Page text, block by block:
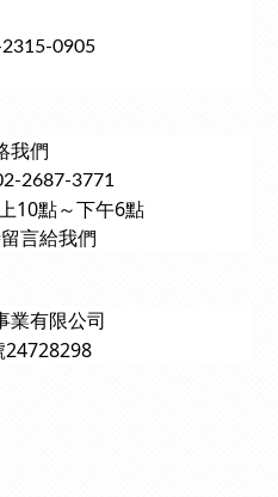
0905
我們
2687-3771
10點～下午6點
言給我們
業有限公司
24728298